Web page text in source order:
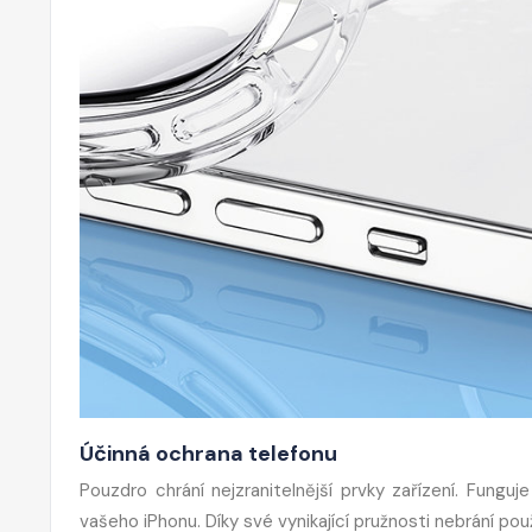
Účinná ochrana telefonu
Pouzdro chrání nejzranitelnější prvky zařízení.
vašeho iPhonu. Díky své vynikající pružnosti nebrání